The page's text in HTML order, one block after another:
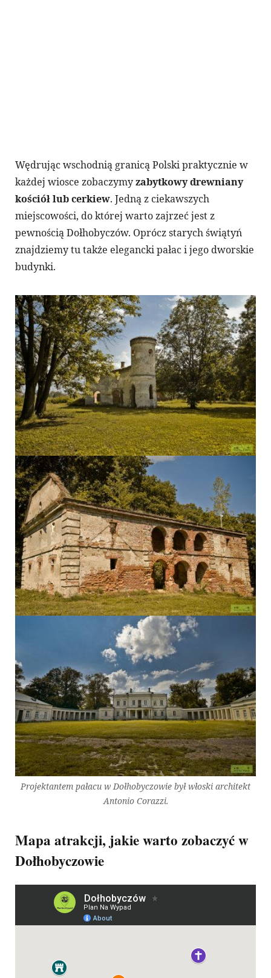
Wędrując wschodnią granicą Polski praktycznie w
każdej wiosce zobaczymyzabytkowy drewniany
kościół lub cerkiew. Jedną z ciekawszych
miejscowości, do której warto zajrzeć jest z
pewnością Dołhobyczów. Oprócz starych świątyń
znajdziemy tu także elegancki pałac i jego dworskie
budynki.
Projektantem pałacu w Dołhobyczowie był włoski architekt
Antonio Corazzi.
Mapa atrakcji, jakie warto zobaczyć w
Dołhobyczowie